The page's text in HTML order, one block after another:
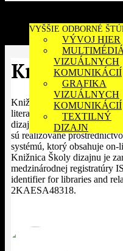
VYŠŠIE ODBORNÉ
VÝVOJ HIER
MULTIMÉDIÁ
VIZUÁLNYCH
KOMUNIKÁCIÍ
GRAFIKA
VIZUÁLNYCH
KOMUNIKÁCIÍ
TEXTILNÝ
DIZAJN
Knižnica
Knižnica Školy dizajnu
literatúry, umeleckých
dizajnu, umenia a
sú realizované
systémú, ktorý obsahuje
Knižnica Školy dizajnu je
medzinárodnej registratúry
identifier for libraries and
2KAESA48318.